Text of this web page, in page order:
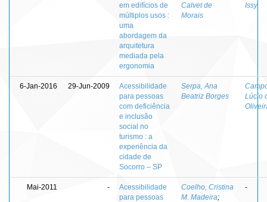
em edifícios de
múltiplos usos :
uma
abordagem da
arquitetura
mediada pela
ergonomia
Calvet de
Morais
Issy
6-Jan-2016 29-Jun-2009
Acessibilidade
para pessoas
com deficiência
e inclusão
social no
turismo : a
experiência da
cidade de
Socorro – SP
Serpa, Ana
Beatriz Borges
Lúcio
Mai-2011 -
Acessibilidade
para pessoas
Coelho, Cristina
M. Madeira;
-